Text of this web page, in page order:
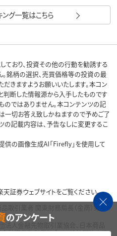
ング一覧はこちら
ており、投資その他の行動を勧誘する
。銘柄の選択、売買価格等の投資の最
きますようお願いいたします。本コン
判断した情報源から入手したものです
ではありません。本コンテンツの記
一切お答え致しかねますので予めご了
の記載内容は、予告なしに変更するこ
供の画像生成AI「Firefly」を使用して
証券ウェブサイトをご覧ください。
取引業者 関東財務局長（金商）第195
法人金融先物取引業協会、日本商品
融商品取引業協会、一般社団法人資
のアンケート